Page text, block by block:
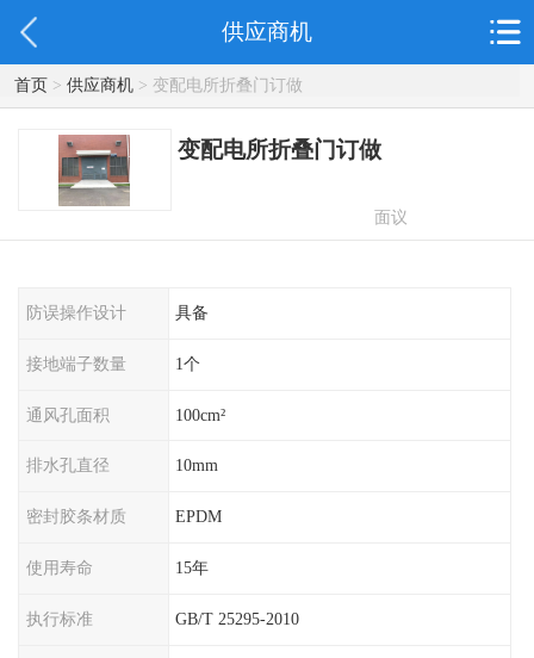
供应商机
首页> 供应商机> 变配电所折叠门订做
变配电所折叠门订做
面议
防误操作设计 具备
接地端子数量 1个
通风孔面积 100cm²
排水孔直径 10mm
密封胶条材质 EPDM
使用寿命 15年
执行标准 GB/T 25295-2010